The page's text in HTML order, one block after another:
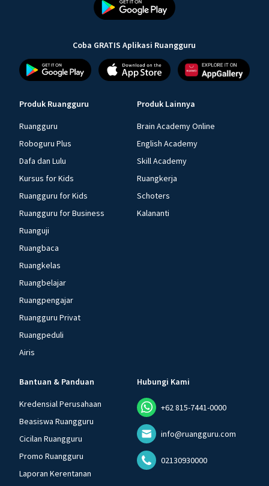
Coba GRATIS Aplikasi Ruangguru
Produk Ruangguru
Ruangguru
Roboguru Plus
Dafa dan Lulu
Kursus for Kids
Ruangguru for Kids
Ruangguru for Business
Ruanguji
Ruangbaca
Ruangkelas
Ruangbelajar
Ruangpengajar
Ruangguru Privat
Ruangpeduli
Airis
Produk Lainnya
Brain Academy Online
English Academy
Skill Academy
Ruangkerja
Schoters
Kalananti
Bantuan & Panduan
Kredensial Perusahaan
Beasiswa Ruangguru
Cicilan Ruangguru
Promo Ruangguru
Laporan Kerentanan
Hubungi Kami
+62 815-7441-0000
info@ruangguru.com
02130930000